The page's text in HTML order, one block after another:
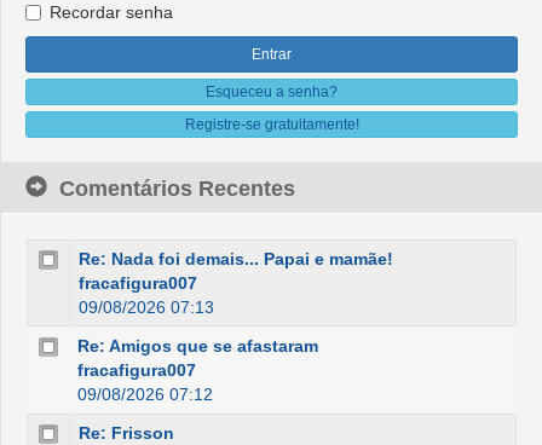
Recordar senha
Esqueceu a senha?
Registre-se gratuitamente!
Comentários Recentes
Re: Nada foi demais... Papai e mamãe!
fracafigura007
09/08/2026 07:13
Re: Amigos que se afastaram
fracafigura007
09/08/2026 07:12
Re: Frisson